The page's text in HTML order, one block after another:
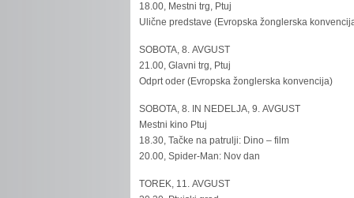
18.00, Mestni trg, Ptuj
Ulične predstave (Evropska žonglerska
SOBOTA, 8. AVGUST
21.00, Glavni trg, Ptuj
Odprt oder (Evropska žonglerska konvencija)
SOBOTA, 8. IN NEDELJA, 9. AVGUST
Mestni kino Ptuj
18.30, Tačke na patrulji: Dino – film
20.00, Spider-Man: Nov dan
TOREK, 11. AVGUST